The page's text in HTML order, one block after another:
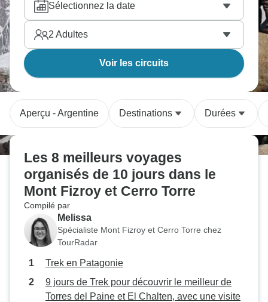
Sélectionnez la date
2 Adultes
Voir les circuits
Aperçu - Argentine Destinations Durées
Les 8 meilleurs voyages
organisés de 10 jours dans le
Mont Fizroy et Cerro Torre
Compilé par
Melissa
Spécialiste Mont Fizroy et Cerro Torre chez
TourRadar
Trek en Patagonie
9 jours de Trek pour découvrir le meilleur de
Torres del Paine et El Chalten, avec une visite